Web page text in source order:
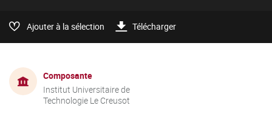
Ajouter à la sélection Télécharger
Composante
Institut Universitaire de
Technologie Le Creusot